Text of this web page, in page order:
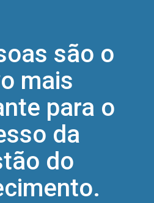
são o
mais
para o
da
do